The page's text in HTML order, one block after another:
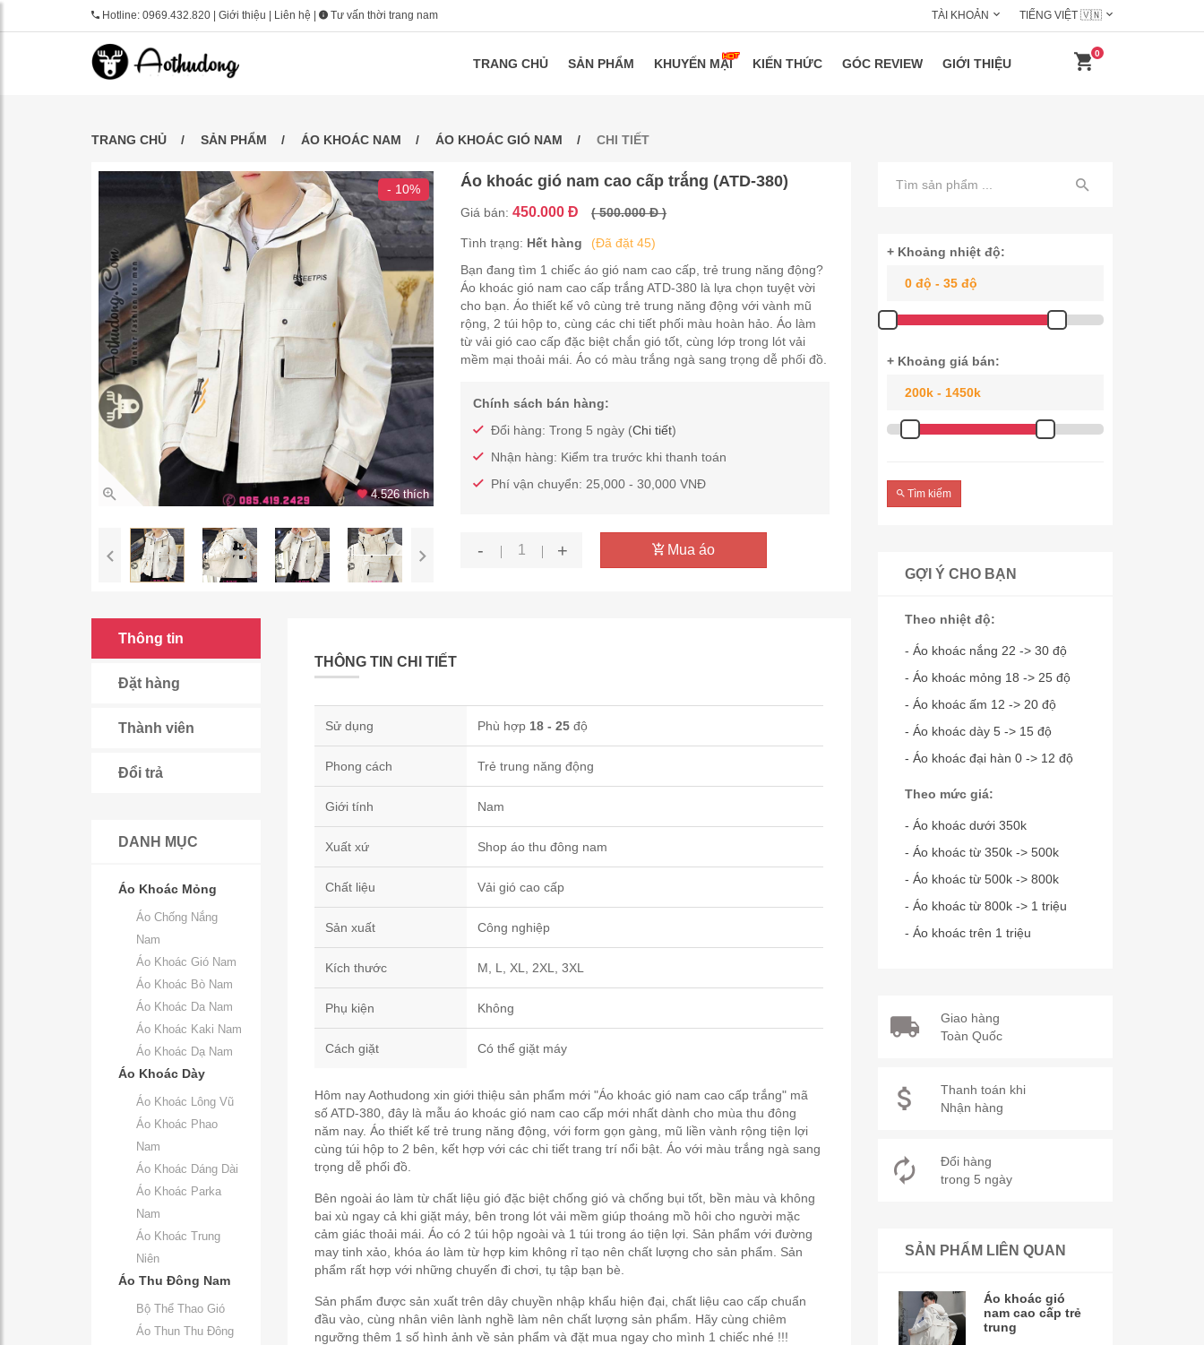
Hotline: 0969.432.820 Giới thiệu Liên hệ Tư vấn thời trang nam TÀI KHOẢN TIẾNG VIỆT 🇻🇳
TRANG CHỦ SẢN PHẨM KHUYẾN MẠI KIẾN THỨC GÓC REVIEW GIỚI THIỆU
0
TRANG CHỦ SẢN PHẨM ÁO KHOÁC NAM ÁO KHOÁC GIÓ NAM CHI TIẾT
- 10%
4.526 thích
Áo khoác gió nam cao cấp trắng (ATD-380)
Giá bán:450.000 Đ ( 500.000 Đ )
Tình trạng: Hết hàng
(Đã đặt 45)
Bạn đang tìm 1 chiếc áo gió nam cao cấp, trẻ trung năng động?
Áo khoác gió nam cao cấp trắng ATD-380 là lựa chọn tuyệt vời
cho bạn. Áo thiết kế vô cùng trẻ trung năng động với vành mũ
rộng, 2 túi hộp to, cùng các chi tiết phối màu hoàn hảo. Áo làm
từ vải gió cao cấp đặc biệt chắn gió tốt, cùng lớp trong lót vải
mềm mại thoải mái. Áo có màu trắng ngà sang trọng dễ phối đồ.
Chính sách bán hàng:
Đổi hàng: Trong 5 ngày (Chi tiết)
Nhận hàng: Kiểm tra trước khi thanh toán
Phí vận chuyển: 25,000 - 30,000 VNĐ
- + Mua áo
Thông tin
Đặt hàng
Thành viên
Đổi trả
DANH MỤC
Áo Khoác Mỏng
Áo Chống Nắng
Nam
Áo Khoác Gió Nam
Áo Khoác Bò Nam
Áo Khoác Da Nam
Áo Khoác Kaki Nam
Áo Khoác Dạ Nam
Áo Khoác Dày
Áo Khoác Lông Vũ
Áo Khoác Phao
Nam
Áo Khoác Dáng Dài
Áo Khoác Parka
Nam
Áo Khoác Trung
Niên
Áo Thu Đông Nam
Bộ Thể Thao Gió
Áo Thun Thu Đông
THÔNG TIN CHI TIẾT
Sử dụng Phù hợp 18 - 25 độ
Phong cách Trẻ trung năng động
Giới tính Nam
Xuất xứ Shop áo thu đông nam
Chất liệu Vải gió cao cấp
Sản xuất Công nghiệp
Kích thước M, L, XL, 2XL, 3XL
Phụ kiện Không
Cách giặt Có thể giặt máy
Hôm nay Aothudong xin giới thiệu sản phẩm mới "Áo khoác gió nam cao cấp trắng" mã
số ATD-380, đây là mẫu áo khoác gió nam cao cấp mới nhất dành cho mùa thu đông
năm nay. Áo thiết kế trẻ trung năng động, với form gọn gàng, mũ liền vành rộng tiện lợi
cùng túi hộp to 2 bên, kết hợp với các chi tiết trang trí nổi bật. Áo với màu trắng ngà sang
trọng dễ phối đồ.
Bên ngoài áo làm từ chất liệu gió đặc biệt chống gió và chống bụi tốt, bền màu và không
bai xù ngay cả khi giặt máy, bên trong lót vải mềm giúp thoáng mồ hôi cho người mặc
cảm giác thoải mái. Áo có 2 túi hộp ngoài và 1 túi trong áo tiện lợi. Sản phẩm với đường
may tinh xảo, khóa áo làm từ hợp kim không rỉ tạo nên chất lượng cho sản phẩm. Sản
phẩm rất hợp với những chuyến đi chơi, tụ tập bạn bè.
Sản phẩm được sản xuất trên dây chuyền nhập khẩu hiện đại, chất liệu cao cấp chuẩn
đầu vào, cùng nhân viên lành nghề làm nên chất lượng sản phẩm. Hãy cùng chiêm
ngưỡng thêm 1 số hình ảnh về sản phẩm và đặt mua ngay cho mình 1 chiếc nhé !!!
+ Khoảng nhiệt độ:
+ Khoảng giá bán:
Tìm kiếm
GỢI Ý CHO BẠN
Theo nhiệt độ:
- Áo khoác nắng 22 -> 30 độ
- Áo khoác mỏng 18 -> 25 độ
- Áo khoác ấm 12 -> 20 độ
- Áo khoác dày 5 -> 15 độ
- Áo khoác đại hàn 0 -> 12 độ
Theo mức giá:
- Áo khoác dưới 350k
- Áo khoác từ 350k -> 500k
- Áo khoác từ 500k -> 800k
- Áo khoác từ 800k -> 1 triệu
- Áo khoác trên 1 triệu
Giao hàng
Toàn Quốc
Thanh toán khi
Nhận hàng
Đổi hàng
trong 5 ngày
SẢN PHẨM LIÊN QUAN
Áo khoác gió
nam cao cấp trẻ
trung